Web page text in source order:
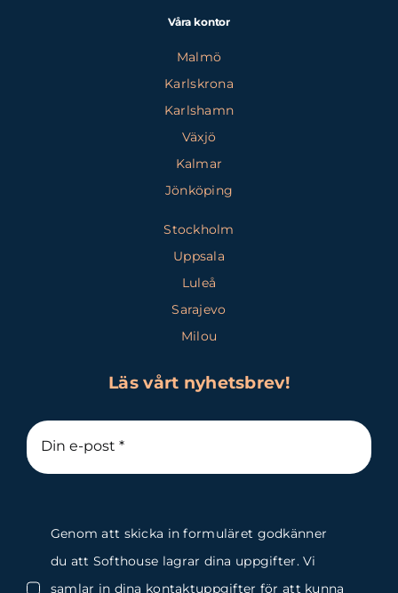
Våra kontor
Malmö
Karlskrona
Karlshamn
Växjö
Kalmar
Jönköping
Stockholm
Uppsala
Luleå
Sarajevo
Milou
Läs vårt nyhetsbrev!
Genom att skicka in formuläret godkänner
du att Softhouse lagrar dina uppgifter. Vi
samlar in dina kontaktuppgifter för att kunna